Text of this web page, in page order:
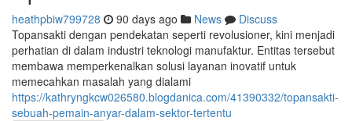
heathpbiw799728 90 days ago News
Discuss
Topansakti dengan pendekatan seperti revolusioner, kini menjadi
perhatian di dalam industri teknologi manufaktur. Entitas tersebut
membawa memperkenalkan solusi layanan inovatif untuk
memecahkan masalah yang dialami
https://kathryngkcw026580.blogdanica.com/41390332/topansakti-
sebuah-pemain-anyar-dalam-sektor-tertentu